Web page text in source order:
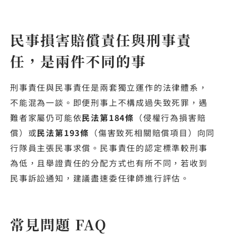
民事損害賠償責任與刑事責
任，是兩件不同的事
刑事責任與民事責任是兩套獨立運作的法律體系，
不能混為一談。即便刑事上不構成過失致死罪，遇
難者家屬仍可能依民法第184條 （侵權行為損害賠
償）或民法第193條 （傷害致死相關賠償項目）向同
行隊員主張民事求償。民事責任的認定標準較刑事
為低，且舉證責任的分配方式也有所不同，若收到
民事訴訟通知，建議盡速委任律師進行評估。
常見問題 FAQ